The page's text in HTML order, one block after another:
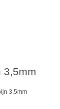
3,5mm